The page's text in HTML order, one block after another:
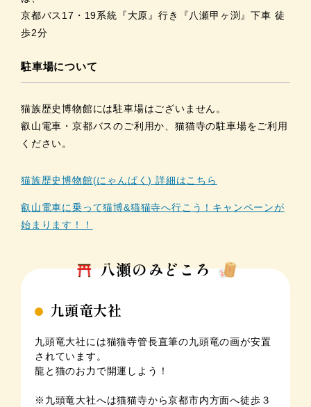
京都バス17・19系統『大原』行き『八瀬甲ヶ渕』下車 徒
歩2分
駐車場について
猫族歴史博物館には駐車場はございません。
叡山電車・京都バスのご利用か、猫猫寺の駐車場をご利用
ください。
猫族歴史博物館(にゃんぱく) 詳細はこちら
叡山電車に乗って猫博&猫猫寺へ行こう！キャンペーンが
始まります！！
八瀬のみどころ
九頭竜大社
九頭竜大社には猫猫寺管長直筆の九頭竜の画が安置
されています。
龍と猫のお力で開運しよう！
※九頭竜大社へは猫猫寺から京都市内方面へ徒歩３